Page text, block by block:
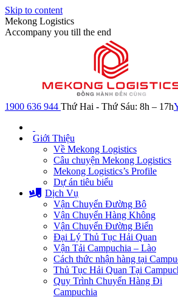
Skip to content
Mekong Logistics
Accompany you till the end
1900 636 944 Thứ Hai - Thứ Sáu: 8h – 17h
Giới Thiệu
Về Mekong Logistics
Câu chuyện Mekong Logistics
Mekong Logistics’s Profile
Dự án tiêu biểu
Dịch Vụ
Vận Chuyển Đường Bộ
Vận Chuyển Hàng Không
Vận Chuyển Đường Biển
Đại Lý Thủ Tục Hải Quan
Vận Tải Campuchia – Lào
Cách thức nhận hàng tại
Thủ Tục Hải Quan Tại
Quy Trình Chuyển Hàng Đi
Campuchia